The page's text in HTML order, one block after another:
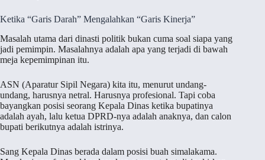
Ketika “Garis Darah” Mengalahkan “Garis Kinerja”
Masalah utama dari dinasti politik bukan cuma soal siapa yang
jadi pemimpin. Masalahnya adalah apa yang terjadi di bawah
meja kepemimpinan itu.
ASN (Aparatur Sipil Negara) kita itu, menurut undang-
undang, harusnya netral. Harusnya profesional. Tapi coba
bayangkan posisi seorang Kepala Dinas ketika bupatinya
adalah ayah, lalu ketua DPRD-nya adalah anaknya, dan calon
bupati berikutnya adalah istrinya.
Sang Kepala Dinas berada dalam posisi buah simalakama.